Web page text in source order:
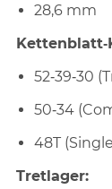
28,6 mm
52‑39‑30
50‑34
48T
Tretlager: